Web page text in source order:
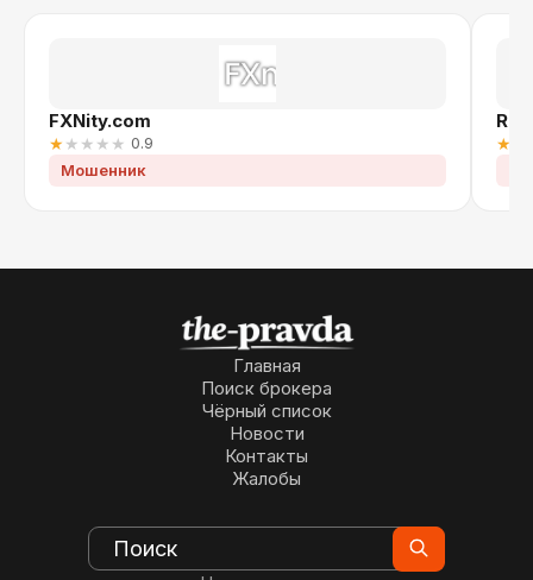
FXNity.com
★★ ★ ★ ★ 0.9
Мошенник
★
Главная
Поиск брокера
Чёрный список
Новости
Контакты
Жалобы